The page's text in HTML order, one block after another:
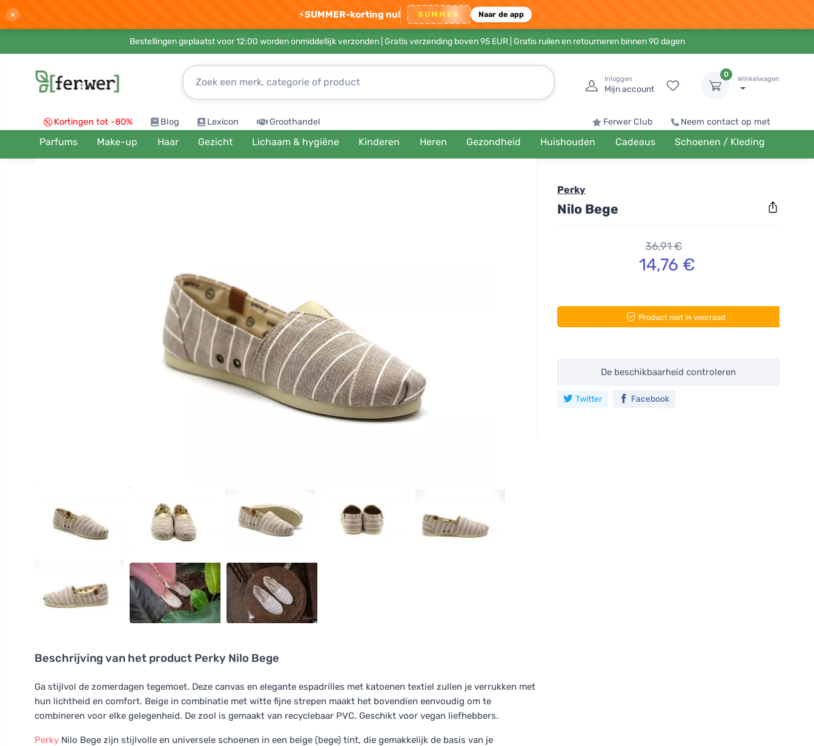
× ⚡SUMMER-korting nu! SUMMER Naar de app
Bestellingen geplaatst voor 12:00 worden onmiddellijk verzonden | Gratis verzending boven 95 EUR| Gratis ruilen en retourneren binnen 90 dagen
Inloggen
Mijn account
0
Winkelwagen
Kortingen tot -80% Blog Lexicon Groothandel Ferwer Club Neem contact op met
Parfums Make-up Haar Gezicht Lichaam & hygiëne Kinderen Heren Gezondheid Huishouden Cadeaus Schoenen / Kleding
Beschrijving van het product Perky Nilo Bege
Ga stijlvol de zomerdagen tegemoet. Deze canvas en elegante espadrilles met katoenen textiel zullen je verrukken met
hun lichtheid en comfort. Beige in combinatie met witte fijne strepen maakt het bovendien eenvoudig om te
combineren voor elke gelegenheid. De zool is gemaakt van recyclebaar PVC. Geschikt voor vegan liefhebbers.
Perky Nilo Bege zijn stijlvolle en universele schoenen in een beige (bege) tint, die gemakkelijk de basis van je
Perky
Nilo Bege
36,91 €
14,76 €
Product niet in voorraad
De beschikbaarheid controleren
Twitter Facebook